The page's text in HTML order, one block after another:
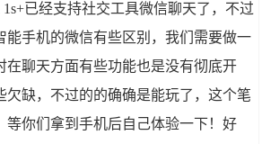
已经支持社交工具微信聊天了，不过
能手机的微信有些区别，我们需要做一
在聊天方面有些功能也是没有彻底开
欠缺，不过的的确确是能玩了，这个笔
等你们拿到手机后自己体验一下！好